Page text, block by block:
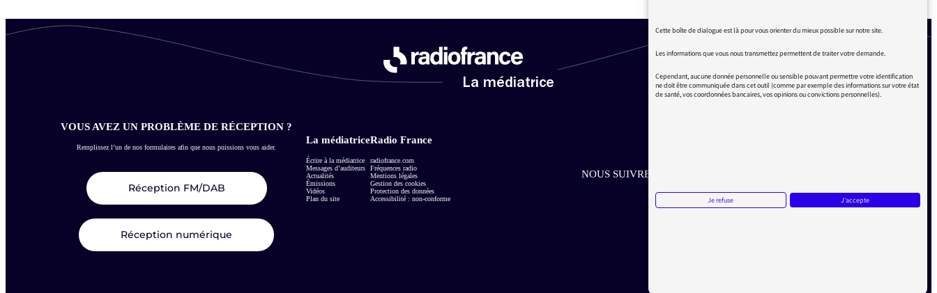
La médiatrice
VOUS AVEZ UN PROBLÈME DE RÉCEPTION ?
Remplissez l’un de nos formulaires afin que nous puissions vous aider.
Réception FM/DAB
Réception numérique
La médiatrice
Écrire à la médiatrice
Messages d’auditeurs
Actualités
Émissions
Vidéos
Plan du site
Radio France
radiofrance.com
Fréquences radio
Mentions légales
Gestion des cookies
Protection des données
Accessibilité : non-conforme
NOUS SUIVRE SUR LES RÉSEAUX
Aller sur la page Facebook de la Médiatrice
Aller sur la page Twitter de la Médiatrice
Aller sur la page Instagram de la Médiatrice
Cette boîte de dialogue est là pour vous orienter du mieux possible sur notre site.
Les informations que vous nous transmettez permettent de traiter votre demande.
Cependant, aucune donnée personnelle ou sensible pouvant permettre votre identification
ne doit être communiquée dans cet outil (comme par exemple des informations sur votre état
de santé, vos coordonnées bancaires, vos opinions ou convictions personnelles).
Je refuse J'accepte